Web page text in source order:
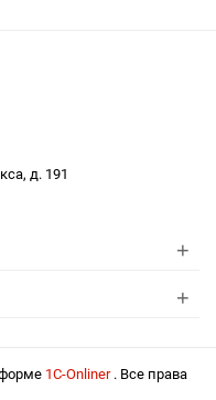
д. 191
+
+
1С-Onliner . Все права